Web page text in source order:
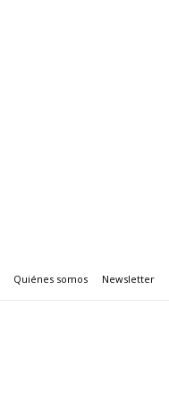
Quiénes somos Newsletter